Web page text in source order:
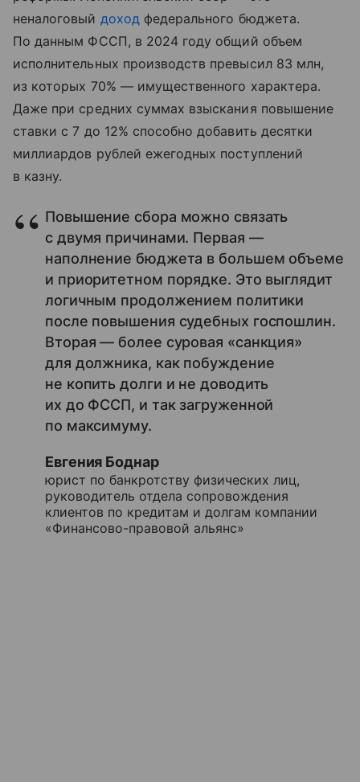
неналоговый доход федерального бюджета.
По данным ФССП, в 2024 году общий объем
исполнительных производств превысил 83 млн,
из которых 70% — имущественного характера.
Даже при средних суммах взыскания повышение
ставки с 7 до 12% способно добавить десятки
миллиардов рублей ежегодных поступлений
в казну.
Повышение сбора можно связать
с двумя причинами. Первая —
наполнение бюджета в большем объеме
и приоритетном порядке. Это выглядит
логичным продолжением политики
после повышения судебных госпошлин.
Вторая — более суровая «санкция»
для должника, как побуждение
не копить долги и не доводить
их до ФССП, и так загруженной
по максимуму.
Евгения Боднар
юрист по банкротству физических лиц,
руководитель отдела сопровождения
клиентов по кредитам и долгам компании
«Финансово-правовой альянс»